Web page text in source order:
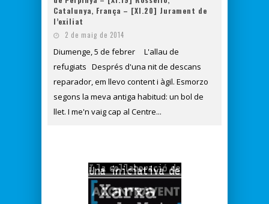
Catalunya, França – [XI.20] Jurament de
l’exiliat
2 de maig de 2014
Diumenge, 5 de febrer L'allau de
refugiats Després d'una nit de descans
reparador, em llevo content i àgil. Esmorzo
segons la meva antiga habitud: un bol de
llet. I me'n vaig cap al Centre...